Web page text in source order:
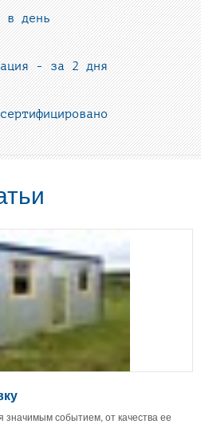
в день
- за 2 дня
значимым событием, от качества ее